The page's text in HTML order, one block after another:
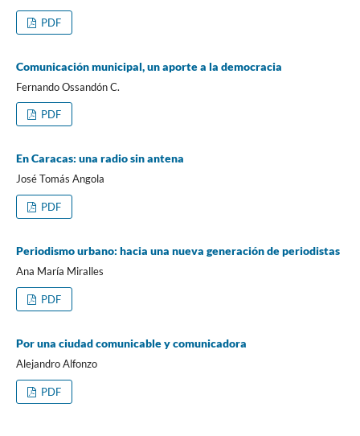
PDF
Comunicación municipal, un aporte a la democracia
Fernando Ossandón C.
PDF
En Caracas: una radio sin antena
José Tomás Angola
PDF
Periodismo urbano: hacia una nueva generación de periodistas
Ana María Miralles
PDF
Por una ciudad comunicable y comunicadora
Alejandro Alfonzo
PDF